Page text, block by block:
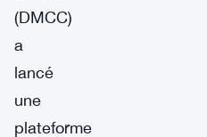
(DMCC)
a
lancé
une
plateforme